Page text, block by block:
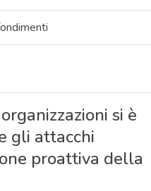
si è
gli attacchi
proattiva della